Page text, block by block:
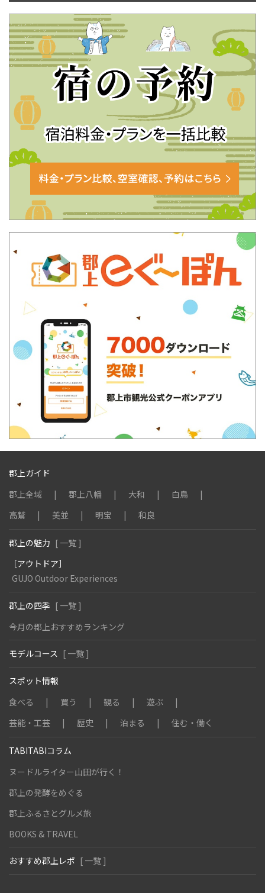
郡上ガイド
郡上全域
郡上八幡 大和
白鳥
高鷲
美並 明宝 和良
郡上の魅力 [ 一覧 ]
［アウトドア］
GUJO Outdoor Experiences
郡上の四季 [ 一覧 ]
今月の郡上おすすめランキング
モデルコース [ 一覧 ]
スポット情報
食べる
買う 観る
遊ぶ
芸能・工芸
歴史 泊まる 住む・働く
TABITABIコラム
ヌードルライター山田が行く！
郡上の発酵をめぐる
郡上ふるさとグルメ旅
BOOKS & TRAVEL
おすすめ郡上レポ [ 一覧 ]